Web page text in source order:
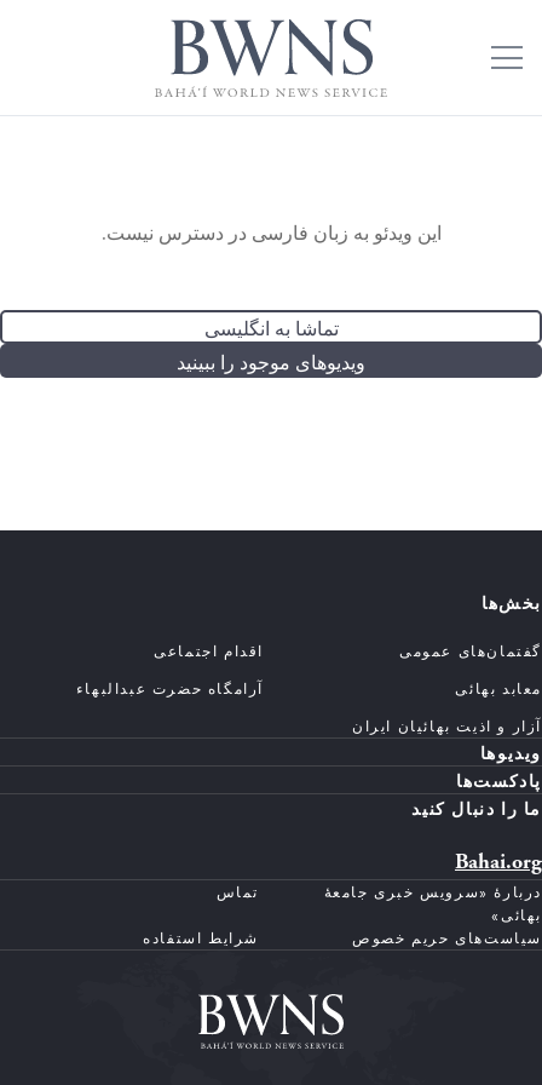
این ویدئو به زبان فارسی در دسترس نیست.
تماشا به انگلیسی
ویدیوهای موجود را ببینید
بخش‌ها
گفتمان‌های عمومی
اقدام اجتماعی
معابد بهائی
آرامگاه حضرت عبدالبهاء
آزار و اذیت بهائیان ایران
ویدیوها
پادکست‌ها
ما را دنبال کنید
Bahai.org
دربارهٔ «سرویس خبری جامعهٔ
بهائی»
تماس
سیاست‌های حریم خصوص شرایط استفاده